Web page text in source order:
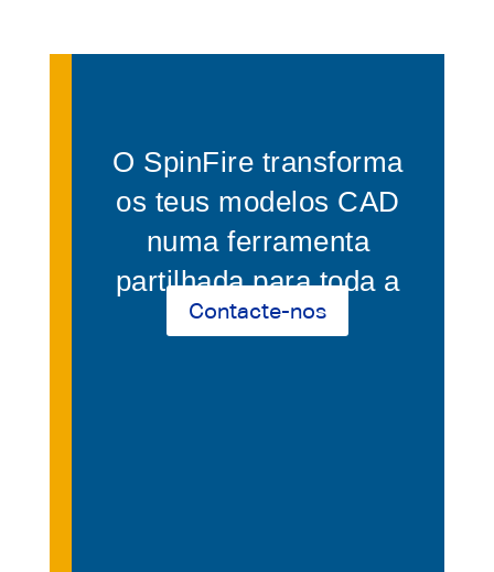
O SpinFire transforma
os teus modelos CAD
numa ferramenta
partilhada para toda a
empresa.
Contacte-nos